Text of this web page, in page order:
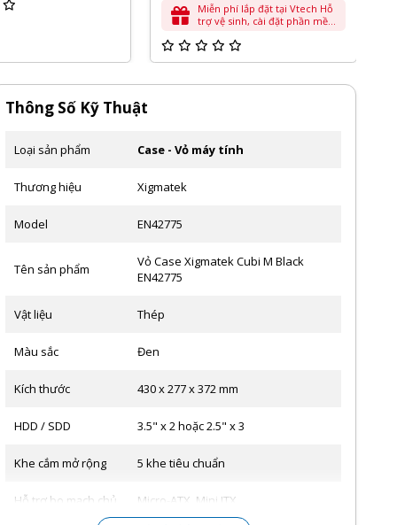
Miễn phí lắp đặt tại Vtech Hỗ
trợ vệ sinh, cài đặt phần mềm
Thông Số Kỹ Thuật
Loại sản phẩm Case - Vỏ máy tính
Thương hiệu Xigmatek
Model EN42775
Tên sản phẩm
Vỏ Case Xigmatek Cubi M Black
EN42775
Vật liệu Thép
Màu sắc Đen
Kích thước 430 x 277 x 372 mm
HDD / SDD 3.5" x 2 hoặc 2.5" x 3
Khe cắm mở rộng 5 khe tiêu chuẩn
Hỗ trợ bo mạch chủ Micro-ATX, Mini ITX